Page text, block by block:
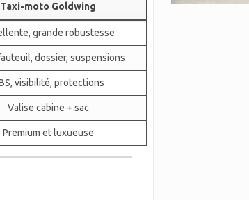
Taxi-moto Goldwing
grande robustesse
dossier, suspensions
visibilité, protections
Valise cabine + sac
Premium et luxueuse